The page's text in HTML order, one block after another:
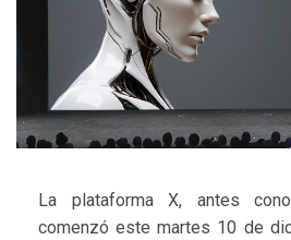
La plataforma X, antes
comenzó este martes 10 de